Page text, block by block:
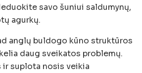
savo šuniui saldumynų,
agurkų.
anglų buldogo kūno struktūros
daug sveikatos problemų.
suplota nosis veikia